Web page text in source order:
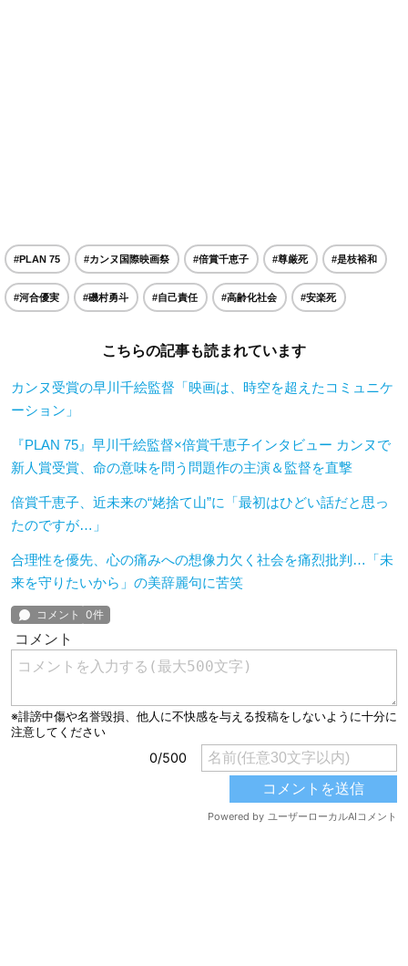
#PLAN 75 #カンヌ国際映画祭 #倍賞千恵子 #尊厳死 #是枝裕和
#河合優実 #磯村勇斗 #自己責任 #高齢化社会 #安楽死
こちらの記事も読まれています
カンヌ受賞の早川千絵監督「映画は、時空を超えたコミュニケ
ーション」
『PLAN 75』早川千絵監督×倍賞千恵子インタビュー カンヌで
新人賞受賞、命の意味を問う問題作の主演＆監督を直撃
倍賞千恵子、近未来の“姥捨て山”に「最初はひどい話だと思っ
たのですが…」
合理性を優先、心の痛みへの想像力欠く社会を痛烈批判…「未
来を守りたいから」の美辞麗句に苦笑